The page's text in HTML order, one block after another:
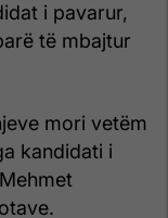
i pavarur,
të mbajtur
mori vetëm
kandidati i